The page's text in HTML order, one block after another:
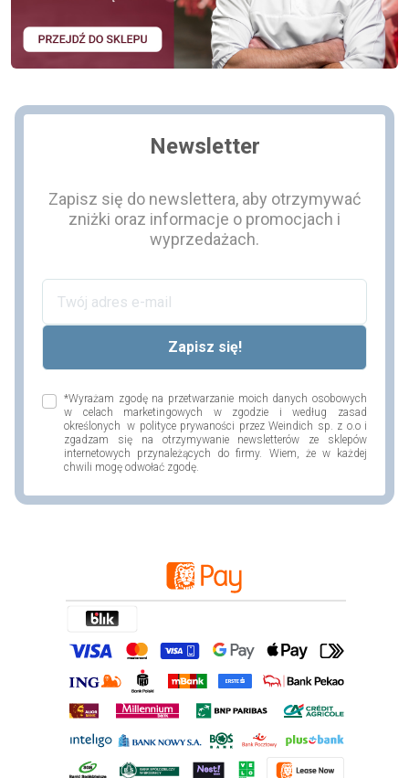
Newsletter
Zapisz się do newslettera, aby otrzymywać
zniżki oraz informacje o promocjach i
wyprzedażach.
*Wyrażam zgodę na przetwarzanie moich danych osobowych
w celach marketingowych w zgodzie i według zasad
określonych w polityce prywaności przez Weindich sp. z o.o i
zgadzam się na otrzymywanie newsletterów ze sklepów
internetowych przynależących do firmy. Wiem, że w każdej
chwili mogę odwołać zgodę.